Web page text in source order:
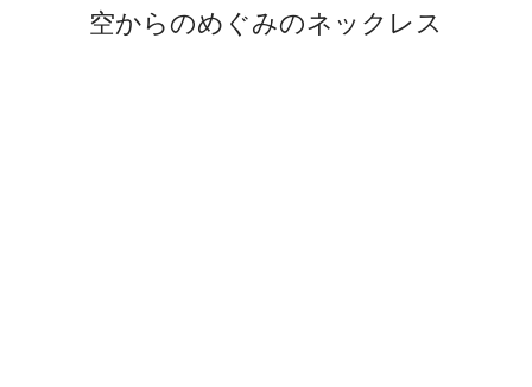
も
空からのめぐみのネックレス